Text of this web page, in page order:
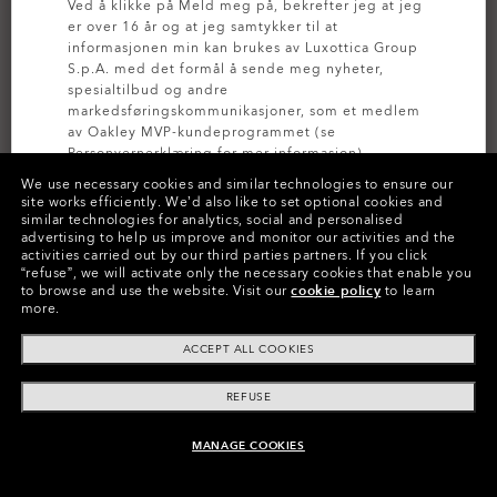
LEGG I HANDLEVOGN
Farger (7) Prizm BlackBrilleglass,
BlackInnfatning
Prøv brilleglass
Én størrelse passer alle
We use necessary cookies and similar technologies to ensure our
site works efficiently. We’d also like to set optional cookies and
similar technologies for analytics, social and personalised
advertising to help us improve and monitor our activities and the
activities carried out by our third parties partners. If you click
“refuse”, we will activate only the necessary cookies that enable you
to browse and use the website. Visit ourcookie policy to learn
more.
ACCEPT ALL COOKIES
REFUSE
MANAGE COOKIES
Ved å klikke på Meld meg på, bekrefter jeg at jeg
er over 16 år og at jeg samtykker til at
informasjonen min kan brukes av Luxottica Group
S.p.A. med det formål å sende meg nyheter,
spesialtilbud og andre
markedsføringskommunikasjoner, som et medlem
av Oakley MVP-kundeprogrammet (se
Personvernerklæringfor mer informasjon).
MELD DEG PÅ